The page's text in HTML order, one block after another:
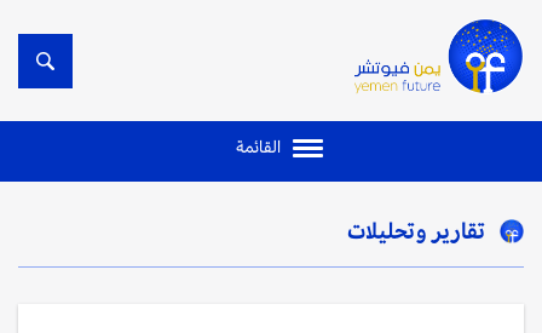
القائمة
تقارير وتحليلات